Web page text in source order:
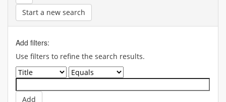
Start a new search
Add filters:
Use filters to refine the search results.